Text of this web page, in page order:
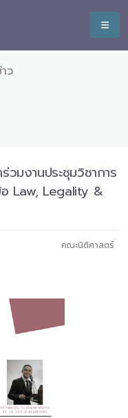
ว
วมงานประชุมวิชาการ
อ Law, Legality &
คณะนิติศาสตร์